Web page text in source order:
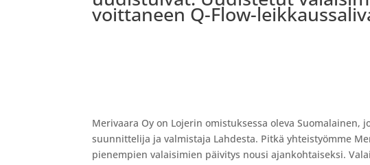
voittaneen Q-Flow-
Merivaara Oy on Lojerin omistuksessa oleva
suunnittelija ja valmistaja Lahdesta. Pitkä yhteistyömme
pienempien valaisimien päivitys nousi ajankohtaiseksi.